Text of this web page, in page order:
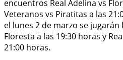
encuentros Real Adelina vs
Veteranos vs Piratitas a las
el lunes 2 de marzo se
Floresta a las 19:30 horas y
21:00 horas.